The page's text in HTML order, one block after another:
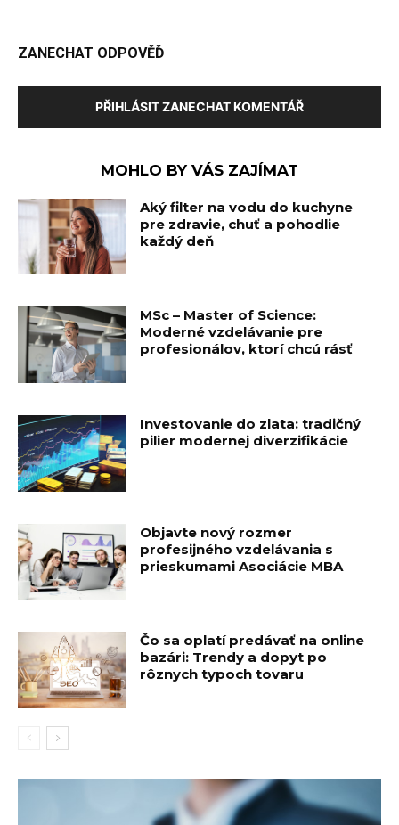
ZANECHAT ODPOVĚĎ
PŘIHLÁSIT ZANECHAT KOMENTÁŘ
MOHLO BY VÁS ZAJÍMAT
Aký filter na vodu do kuchyne
pre zdravie, chuť a pohodlie
každý deň
MSc – Master of Science:
Moderné vzdelávanie pre
profesionálov, ktorí chcú rásť
Investovanie do zlata: tradičný
pilier modernej diverzifikácie
Objavte nový rozmer
profesijného vzdelávania s
prieskumami Asociácie MBA
Čo sa oplatí predávať na online
bazári: Trendy a dopyt po
rôznych typoch tovaru